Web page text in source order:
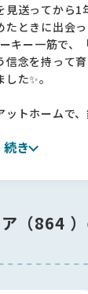
％という厳
取り組む姿勢
歩を踏み出す
るメッセー
り、見学時の相
サポートに支
たちに優しい
ているBFさん
な出会いを
見送ってから1
たときに出会
キー一筋で、
信念を持って
た✨。
ットホームで
を覚えました🏠
いた「少し大
た品のある佇
しました🐶
続き
（864